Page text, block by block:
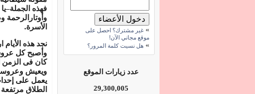
فهذه الجملة–يا
وأوتارالرحمة
الأسرة.
نجد هذه الأيام
وأصبح كل
كان فى الزمن
ويعيش
يعمل على
الطلاق
» غير مشترك؟ احصل على
موقع مجاني الآن!
» هل نسيت كلمة المرور؟
عدد زيارات الموقع
29,300,005